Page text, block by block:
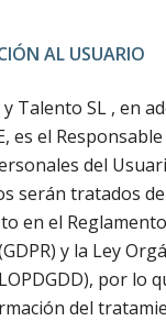
AL USUARIO
Talento SL , en
es el
del
serán tratados
en el
y la Ley
por lo
del